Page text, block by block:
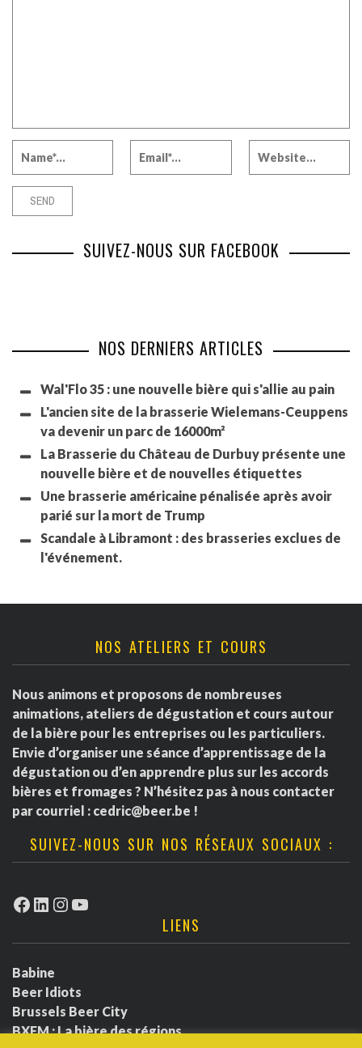
SUIVEZ-NOUS SUR FACEBOOK
NOS DERNIERS ARTICLES
Wal'Flo 35 : une nouvelle bière qui s'allie au pain
L'ancien site de la brasserie Wielemans-Ceuppens
va devenir un parc de 16000m²
La Brasserie du Château de Durbuy présente une
nouvelle bière et de nouvelles étiquettes
Une brasserie américaine pénalisée après avoir
parié sur la mort de Trump
Scandale à Libramont : des brasseries exclues de
l'événement.
NOS ATELIERS ET COURS
Nous animons et proposons de nombreuses
animations, ateliers de dégustation et cours autour
de la bière pour les entreprises ou les particuliers.
Envie d’organiser une séance d’apprentissage de la
dégustation ou d’en apprendre plus sur les accords
bières et fromages ? N’hésitez pas à nous contacter
par courriel : cedric@beer.be !
SUIVEZ-NOUS SUR NOS RÉSEAUX SOCIAUX :
Facebook
LinkedIn
Instagram
YouTube
LIENS
Babine
Beer Idiots
Brussels Beer City
BXFM : La bière des régions